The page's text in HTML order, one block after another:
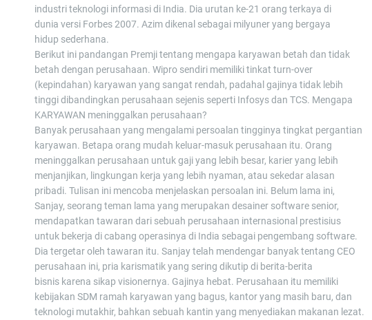
industri teknologi informasi di India. Dia urutan ke-21 orang terkaya di
dunia versi Forbes 2007. Azim dikenal sebagai milyuner yang bergaya
hidup sederhana.
Berikut ini pandangan Premji tentang mengapa karyawan betah dan tidak
betah dengan perusahaan. Wipro sendiri memiliki tinkat turn-over
(kepindahan) karyawan yang sangat rendah, padahal gajinya tidak lebih
tinggi dibandingkan perusahaan sejenis seperti Infosys dan TCS. Mengapa
KARYAWAN meninggalkan perusahaan?
Banyak perusahaan yang mengalami persoalan tingginya tingkat pergantian
karyawan. Betapa orang mudah keluar-masuk perusahaan itu. Orang
meninggalkan perusahaan untuk gaji yang lebih besar, karier yang lebih
menjanjikan, lingkungan kerja yang lebih nyaman, atau sekedar alasan
pribadi. Tulisan ini mencoba menjelaskan persoalan ini. Belum lama ini,
Sanjay, seorang teman lama yang merupakan desainer software senior,
mendapatkan tawaran dari sebuah perusahaan internasional prestisius
untuk bekerja di cabang operasinya di India sebagai pengembang software.
Dia tergetar oleh tawaran itu. Sanjay telah mendengar banyak tentang CEO
perusahaan ini, pria karismatik yang sering dikutip di berita-berita
bisnis karena sikap visionernya. Gajinya hebat. Perusahaan itu memiliki
kebijakan SDM ramah karyawan yang bagus, kantor yang masih baru, dan
teknologi mutakhir, bahkan sebuah kantin yang menyediakan makanan lezat.